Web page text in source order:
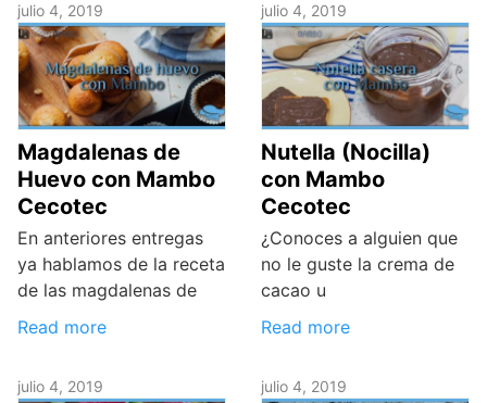
julio 4, 2019
Magdalenas de
Huevo con Mambo
Cecotec
En anteriores entregas
ya hablamos de la receta
de las magdalenas de
Read more
julio 4, 2019
Nutella (Nocilla)
con Mambo
Cecotec
¿Conoces a alguien que
no le guste la crema de
cacao u
Read more
julio 4, 2019 julio 4, 2019